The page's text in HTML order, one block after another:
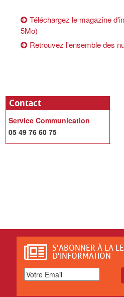
Téléchargez le magazine
5Mo)
Retrouvez l'ensemble des
Contact
Service Communication
05 49 76 60 75
S'ABONNER À LA
D'INFORMATION